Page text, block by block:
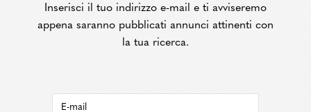
Inserisci il tuo indirizzo e-mail e ti avviseremo
appena saranno pubblicati annunci attinenti con
la tua ricerca.